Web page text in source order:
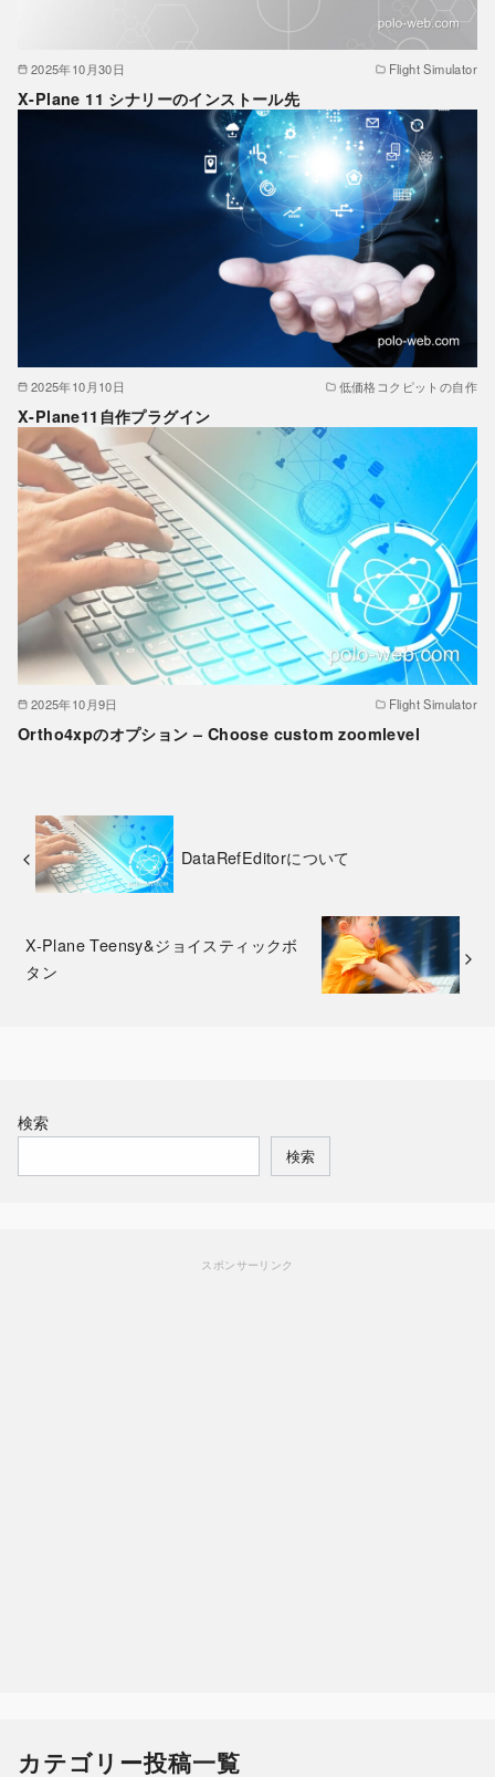
2025年10月30日 Flight Simulator
X-Plane 11 シナリーのインストール先
2025年10月10日 低価格コクピットの自作
X-Plane11自作プラグイン
2025年10月9日 Flight Simulator
Ortho4xpのオプション – Choose custom zoomlevel
DataRefEditorについて
X-Plane Teensy&ジョイスティックボ
タン
検索
検索
スポンサーリンク
カテゴリー投稿一覧